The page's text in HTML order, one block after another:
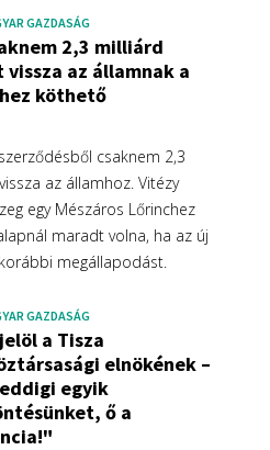
GAZDASÁG
2,3 milliárd
az államnak a
köthető
csaknem 2,3
az államhoz. Vitézy
egy Mészáros Lőrinchez
maradt volna, ha az új
megállapodást.
GAZDASÁG
a Tisza
elnökének –
egyik
ő a